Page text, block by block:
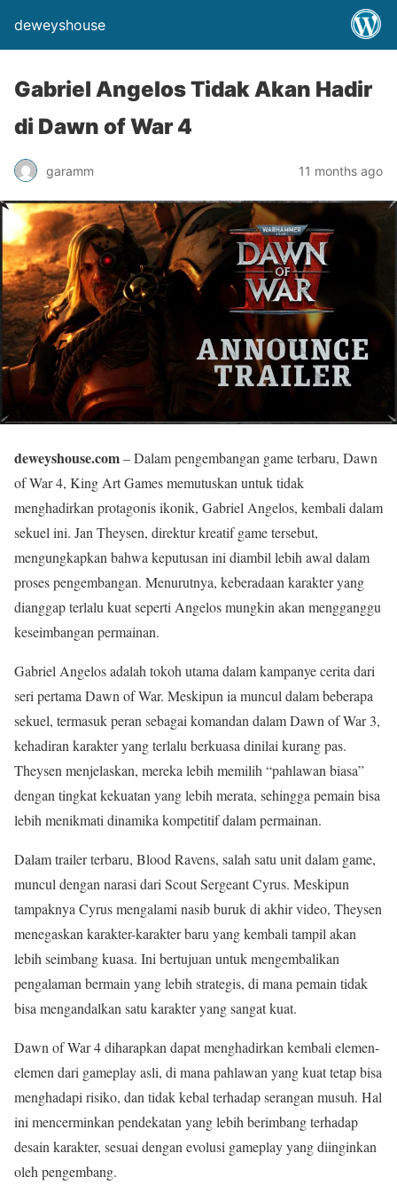
deweyshouse
Gabriel Angelos Tidak Akan Hadir
di Dawn of War 4
garamm 11 months ago
deweyshouse.com– Dalam pengembangan game terbaru, Dawn
of War 4, King Art Games memutuskan untuk tidak
menghadirkan protagonis ikonik, Gabriel Angelos, kembali dalam
sekuel ini. Jan Theysen, direktur kreatif game tersebut,
mengungkapkan bahwa keputusan ini diambil lebih awal dalam
proses pengembangan. Menurutnya, keberadaan karakter yang
dianggap terlalu kuat seperti Angelos mungkin akan mengganggu
keseimbangan permainan.
Gabriel Angelos adalah tokoh utama dalam kampanye cerita dari
seri pertama Dawn of War. Meskipun ia muncul dalam beberapa
sekuel, termasuk peran sebagai komandan dalam Dawn of War 3,
kehadiran karakter yang terlalu berkuasa dinilai kurang pas.
Theysen menjelaskan, mereka lebih memilih “pahlawan biasa”
dengan tingkat kekuatan yang lebih merata, sehingga pemain bisa
lebih menikmati dinamika kompetitif dalam permainan.
Dalam trailer terbaru, Blood Ravens, salah satu unit dalam game,
muncul dengan narasi dari Scout Sergeant Cyrus. Meskipun
tampaknya Cyrus mengalami nasib buruk di akhir video, Theysen
menegaskan karakter-karakter baru yang kembali tampil akan
lebih seimbang kuasa. Ini bertujuan untuk mengembalikan
pengalaman bermain yang lebih strategis, di mana pemain tidak
bisa mengandalkan satu karakter yang sangat kuat.
Dawn of War 4 diharapkan dapat menghadirkan kembali elemen-
elemen dari gameplay asli, di mana pahlawan yang kuat tetap bisa
menghadapi risiko, dan tidak kebal terhadap serangan musuh. Hal
ini mencerminkan pendekatan yang lebih berimbang terhadap
desain karakter, sesuai dengan evolusi gameplay yang diinginkan
oleh pengembang.